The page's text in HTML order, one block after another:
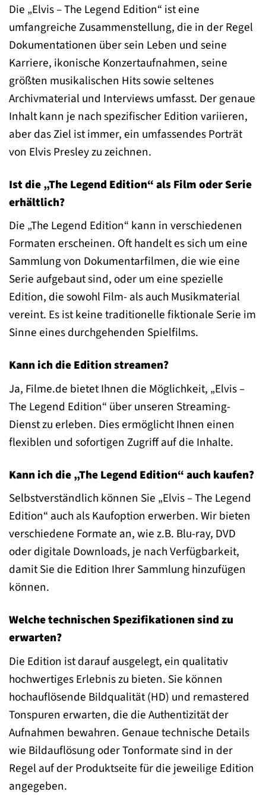
Die „Elvis – The Legend Edition“ ist eine
umfangreiche Zusammenstellung, die in der Regel
Dokumentationen über sein Leben und seine
Karriere, ikonische Konzertaufnahmen, seine
größten musikalischen Hits sowie seltenes
Archivmaterial und Interviews umfasst. Der genaue
Inhalt kann je nach spezifischer Edition variieren,
aber das Ziel ist immer, ein umfassendes Porträt
von Elvis Presley zu zeichnen.
Ist die „The Legend Edition“ als Film oder Serie
erhältlich?
Die „The Legend Edition“ kann in verschiedenen
Formaten erscheinen. Oft handelt es sich um eine
Sammlung von Dokumentarfilmen, die wie eine
Serie aufgebaut sind, oder um eine spezielle
Edition, die sowohl Film- als auch Musikmaterial
vereint. Es ist keine traditionelle fiktionale Serie im
Sinne eines durchgehenden Spielfilms.
Kann ich die Edition streamen?
Ja, Filme.de bietet Ihnen die Möglichkeit, „Elvis –
The Legend Edition“ über unseren Streaming-
Dienst zu erleben. Dies ermöglicht Ihnen einen
flexiblen und sofortigen Zugriff auf die Inhalte.
Kann ich die „The Legend Edition“ auch kaufen?
Selbstverständlich können Sie „Elvis – The Legend
Edition“ auch als Kaufoption erwerben. Wir bieten
verschiedene Formate an, wie z.B. Blu-ray, DVD
oder digitale Downloads, je nach Verfügbarkeit,
damit Sie die Edition Ihrer Sammlung hinzufügen
können.
Welche technischen Spezifikationen sind zu
erwarten?
Die Edition ist darauf ausgelegt, ein qualitativ
hochwertiges Erlebnis zu bieten. Sie können
hochauflösende Bildqualität (HD) und remastered
Tonspuren erwarten, die die Authentizität der
Aufnahmen bewahren. Genaue technische Details
wie Bildauflösung oder Tonformate sind in der
Regel auf der Produktseite für die jeweilige Edition
angegeben.